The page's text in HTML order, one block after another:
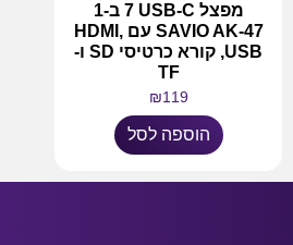
מפצל USB-C ‏7 ב-1
SAVIO AK-47 עם HDMI,
USB, קורא כרטיסי SD ו-
TF
₪119
הוספה לסל